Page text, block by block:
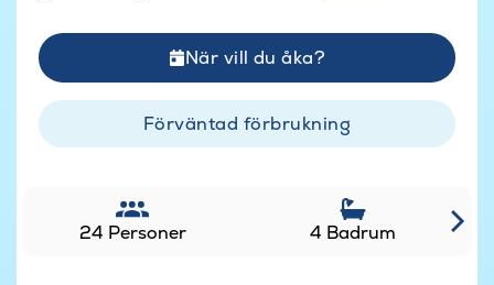
När vill du åka?
Förväntad förbrukning
24 Personer 4 Badrum